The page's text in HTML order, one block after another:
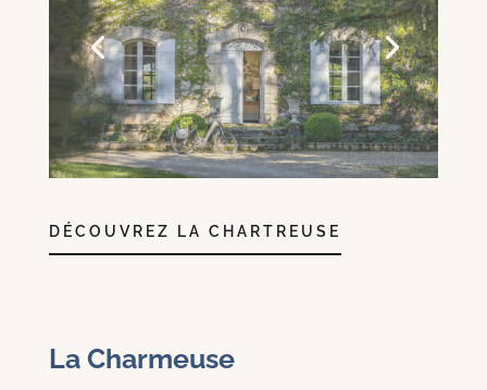
DÉCOUVREZ LA CHARTREUSE
La Charmeuse